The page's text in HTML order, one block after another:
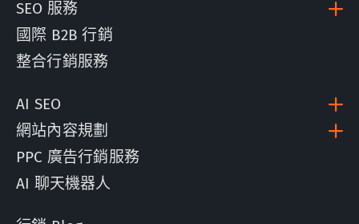
SEO 服務
國際 B2B 行銷
整合行銷服務
AI SEO
網站內容規劃
PPC 廣告行銷服務
AI 聊天機器人